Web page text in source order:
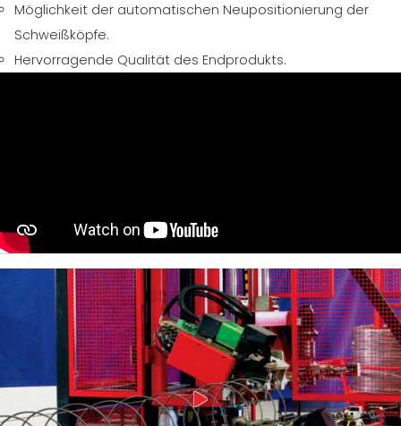
Möglichkeit der automatischen Neupositionierung der
Schweißköpfe.
Hervorragende Qualität des Endprodukts.